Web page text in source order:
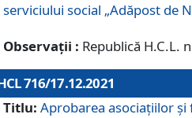
serviciului social „Adăpost de
Observații : Republică H.C.L.
716/17.12.2021
Titlu: Aprobarea asociaţiilor